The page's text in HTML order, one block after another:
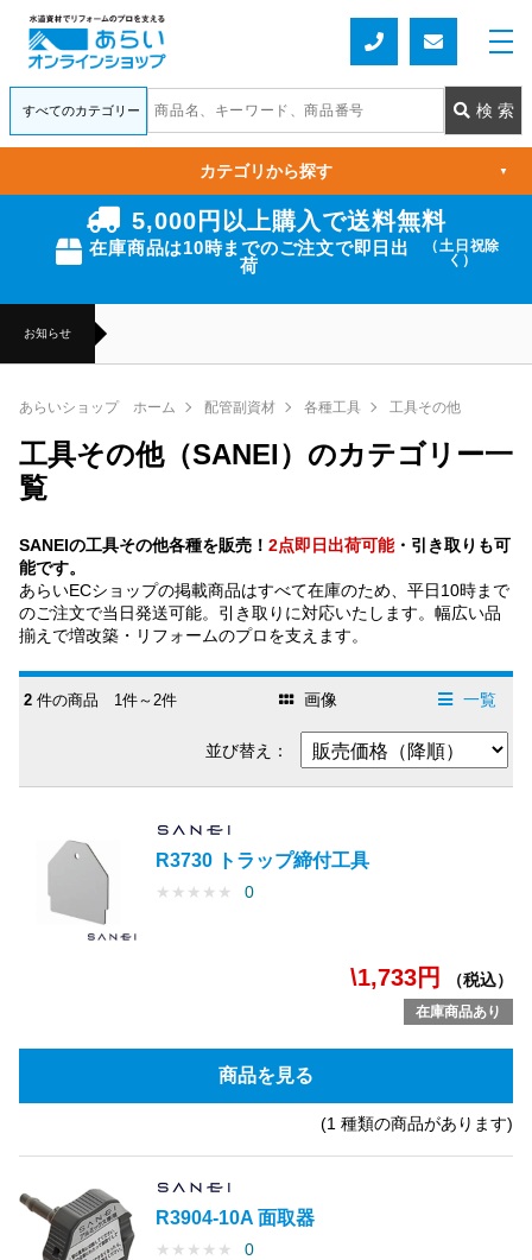
5,000円以上購入で送料無料
在庫商品は10時までのご注文で即日出
荷
（土日祝除
く）
お知らせ
カテゴリから探す ▼
あらいショップ ホーム 配管副資材 各種工具 工具その他
工具その他（SANEI）のカテゴリー一
覧
SANEIの工具その他各種を販売！ 2点即日出荷可能・引き取りも可
能です。
あらいECショップの掲載商品はすべて在庫のため、平日10時まで
のご注文で当日発送可能。引き取りに対応いたします。幅広い品
揃えで増改築・リフォームのプロを支えます。
2 件の商品 1件～2件 画像 一覧
並び替え：
R3730 トラップ締付工具
★ ★ ★ ★ ★ 0
\1,733円 （税込）
在庫商品あり
商品を見る
(1 種類の商品があります)
R3904-10A 面取器
★ ★ ★ ★ ★ 0